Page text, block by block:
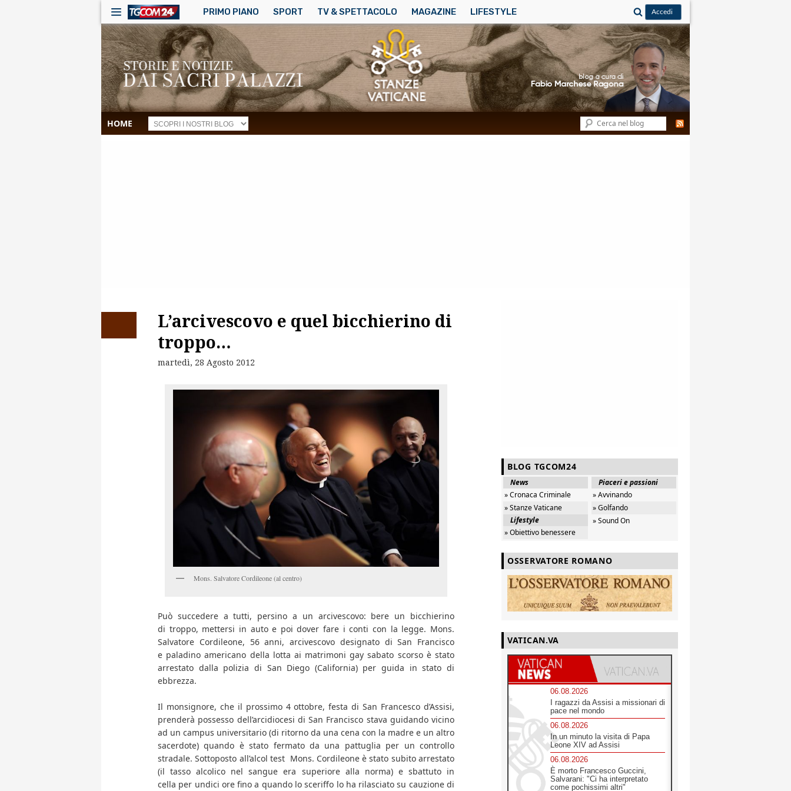
PRIMO PIANO SPORT TV & SPETTACOLO MAGAZINE LIFESTYLE
Cerca
HOME
L’arcivescovo e quel bicchierino di
troppo…
martedì, 28 Agosto 2012
Mons. Salvatore Cordileone (al centro)
Può succedere a tutti, persino a un arcivescovo: bere un bicchierino
di troppo, mettersi in auto e poi dover fare i conti con la legge. Mons.
Salvatore Cordileone, 56 anni, arcivescovo designato di San Francisco
e paladino americano della lotta ai matrimoni gay sabato scorso è stato
arrestato dalla polizia di San Diego (California) per guida in stato di
ebbrezza.
Il monsignore, che il prossimo 4 ottobre, festa di San Francesco d’Assisi,
prenderà possesso dell’arcidiocesi di San Francisco stava guidando vicino
ad un campus universitario (di ritorno da una cena con la madre e un altro
sacerdote) quando è stato fermato da una pattuglia per un controllo
stradale. Sottoposto all’alcol test Mons. Cordileone è stato subito arrestato
(il tasso alcolico nel sangue era superiore alla norma) e sbattuto in
cella per undici ore fino a quando lo sceriffo lo ha rilasciato su cauzione di
BLOG TGCOM24
News
» Cronaca Criminale
» Stanze Vaticane
Lifestyle
» Obiettivo benessere
Piaceri e passioni
» Avvinando
» Golfando
» Sound On
OSSERVATORE ROMANO
VATICAN.VA
06.08.2026
I ragazzi da Assisi a missionari di
pace nel mondo
06.08.2026
In un minuto la visita di Papa
Leone XIV ad Assisi
06.08.2026
È morto Francesco Guccini,
Salvarani: "Ci ha interpretato
come pochissimi altri"